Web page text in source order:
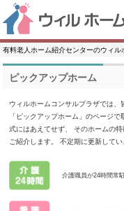
有料老人ホーム紹介センターのウィル
ピックアップホーム
ウィルホームコンサルプラザでは、
「ピックアップホーム」のページで
式にはあえてせず、
そのホームの
ご紹介します。
不定期に更新してい
介護職員が24時間常駐